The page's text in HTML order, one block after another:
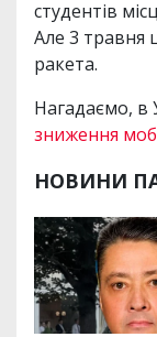
студентів
Але 3 травня
ракета.
Нагадаємо, в
зниження